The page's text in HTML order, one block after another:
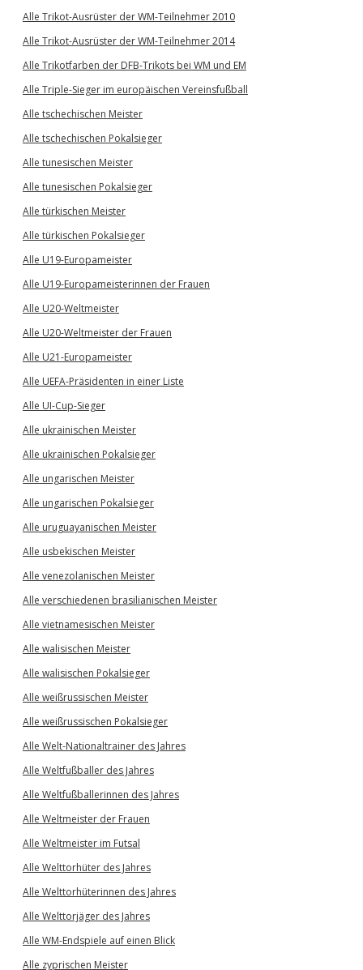
Alle Trikot-Ausrüster der WM-Teilnehmer 2010
Alle Trikot-Ausrüster der WM-Teilnehmer 2014
Alle Trikotfarben der DFB-Trikots bei WM und EM
Alle Triple-Sieger im europäischen Vereinsfußball
Alle tschechischen Meister
Alle tschechischen Pokalsieger
Alle tunesischen Meister
Alle tunesischen Pokalsieger
Alle türkischen Meister
Alle türkischen Pokalsieger
Alle U19-Europameister
Alle U19-Europameisterinnen der Frauen
Alle U20-Weltmeister
Alle U20-Weltmeister der Frauen
Alle U21-Europameister
Alle UEFA-Präsidenten in einer Liste
Alle UI-Cup-Sieger
Alle ukrainischen Meister
Alle ukrainischen Pokalsieger
Alle ungarischen Meister
Alle ungarischen Pokalsieger
Alle uruguayanischen Meister
Alle usbekischen Meister
Alle venezolanischen Meister
Alle verschiedenen brasilianischen Meister
Alle vietnamesischen Meister
Alle walisischen Meister
Alle walisischen Pokalsieger
Alle weißrussischen Meister
Alle weißrussischen Pokalsieger
Alle Welt-Nationaltrainer des Jahres
Alle Weltfußballer des Jahres
Alle Weltfußballerinnen des Jahres
Alle Weltmeister der Frauen
Alle Weltmeister im Futsal
Alle Welttorhüter des Jahres
Alle Welttorhüterinnen des Jahres
Alle Welttorjäger des Jahres
Alle WM-Endspiele auf einen Blick
Alle zyprischen Meister